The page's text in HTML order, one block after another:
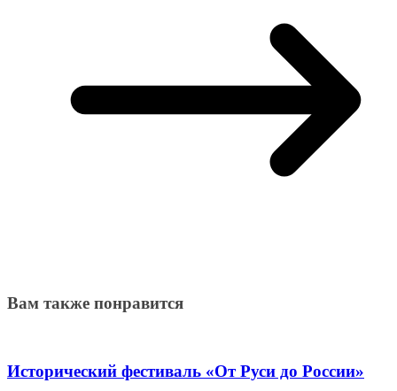
Вам также понравится
Исторический фестиваль «От Руси до России»